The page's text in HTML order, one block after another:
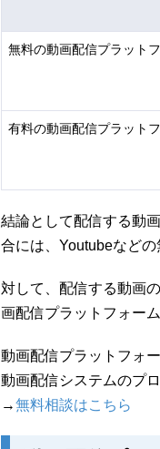
無料の動画配信プラット
有料の動画配信プラット
結論として配信する動
合には、Youtubeなど
対して、配信する動画
画配信プラットフォー
動画配信プラットフォ
動画配信システムのプ
→無料相談はこちら